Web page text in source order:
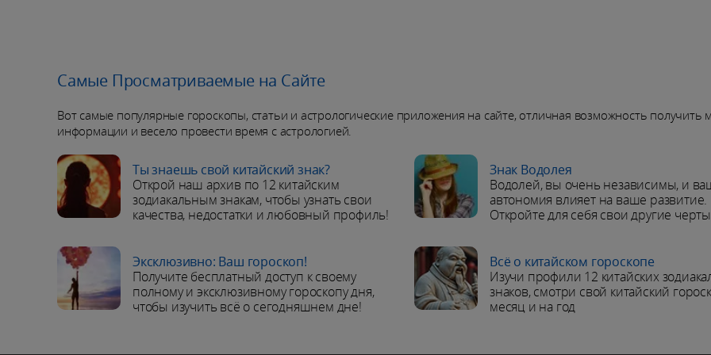
Самые Просматриваемые на Сайте
Вот самые популярные гороскопы, статьи и астрологические приложения на сайте, отличная возможность получить
информации и весело провести время с астрологией.
Ты знаешь свой китайский знак?
Открой наш архив по 12 китайским
зодиакальным знакам, чтобы узнать свои
качества, недостатки и любовный профиль!
Знак Водолея
Водолей, вы очень независимы, и
автономия влияет на ваше развитие.
Откройте для себя свои другие
Эксклюзивно: Ваш гороскоп!
Получите бесплатный доступ к своему
полному и эксклюзивному гороскопу дня,
чтобы изучить всё о сегодняшнем дне!
Всё о китайском гороскопе
Изучи профили 12 китайских
знаков, смотри свой китайский
месяц и на год